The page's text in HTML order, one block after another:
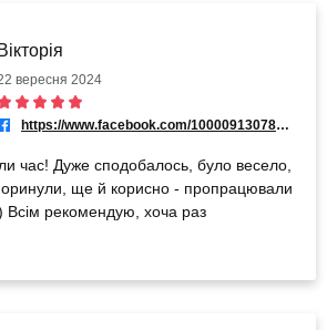
Вікторія
вересня 2024
https://www.facebook.com/100009130786372
час! Дуже сподобалось, було весело,
ще й корисно - пропрацювали
Всім рекомендую, хоча раз